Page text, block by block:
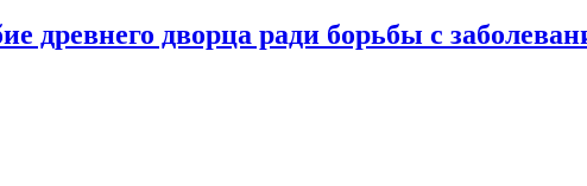
древнего дворца ради борьбы с